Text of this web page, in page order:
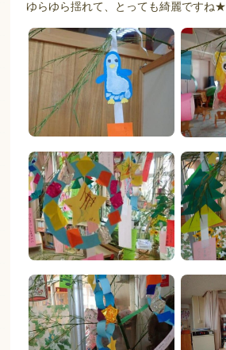
ゆらゆら揺れて、とっても綺麗ですね★